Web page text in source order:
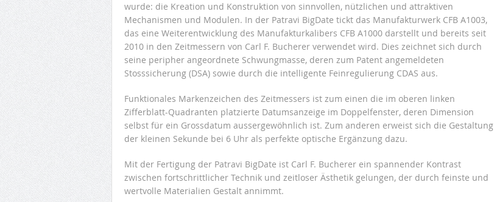
wurde: die Kreation und Konstruktion von sinnvollen, nützlichen und attraktiven
Mechanismen und Modulen. In der Patravi BigDate tickt das Manufakturwerk CFB A1003,
das eine Weiterentwicklung des Manufakturkalibers CFB A1000 darstellt und bereits seit
2010 in den Zeitmessern von Carl F. Bucherer verwendet wird. Dies zeichnet sich durch
seine peripher angeordnete Schwungmasse, deren zum Patent angemeldeten
Stosssicherung (DSA) sowie durch die intelligente Feinregulierung CDAS aus.
Funktionales Markenzeichen des Zeitmessers ist zum einen die im oberen linken
Zifferblatt-Quadranten platzierte Datumsanzeige im Doppelfenster, deren Dimension
selbst für ein Grossdatum aussergewöhnlich ist. Zum anderen erweist sich die Gestaltung
der kleinen Sekunde bei 6 Uhr als perfekte optische Ergänzung dazu.
Mit der Fertigung der Patravi BigDate ist Carl F. Bucherer ein spannender Kontrast
zwischen fortschrittlicher Technik und zeitloser Ästhetik gelungen, der durch feinste und
wertvolle Materialien Gestalt annimmt.